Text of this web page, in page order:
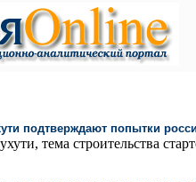
подтверждают попытки
тема строительства